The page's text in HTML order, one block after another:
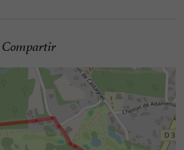
Compartir